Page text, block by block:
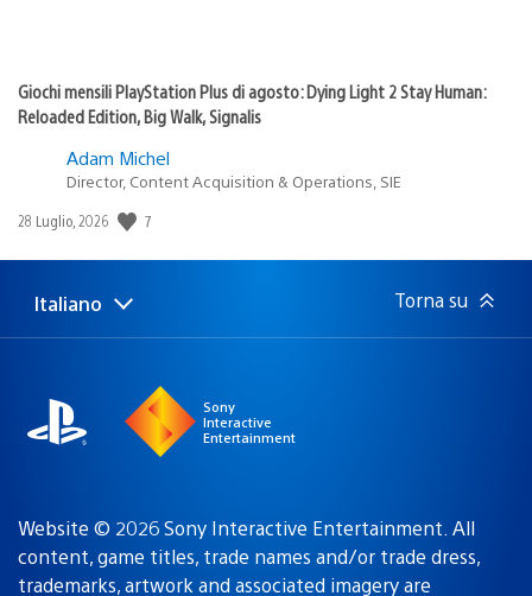
Giochi mensili PlayStation Plus di agosto: Dying Light 2 Stay Human:
Reloaded Edition, Big Walk, Signalis
Adam Michel
Director, Content Acquisition & Operations, SIE
Data
pubblicazione:
28 Luglio, 2026 7
Seleziona
una
Regione
attuale:
Italiano Torna su
Sony
Interactive
Entertainment
Website © 2026 Sony Interactive Entertainment. All
content, game titles, trade names and/or trade dress,
trademarks, artwork and associated imagery are